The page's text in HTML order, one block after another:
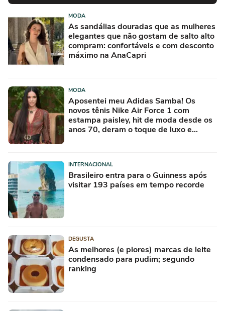
MODA
As sandálias douradas que as mulheres
elegantes que não gostam de salto alto
compram: confortáveis e com desconto
máximo na AnaCapri
MODA
Aposentei meu Adidas Samba! Os
novos tênis Nike Air Force 1 com
estampa paisley, hit de moda desde os
anos 70, deram o toque de luxo e
INTERNACIONAL
Brasileiro entra para o Guinness após
visitar 193 países em tempo recorde
DEGUSTA
As melhores (e piores) marcas de leite
condensado para pudim; segundo
ranking